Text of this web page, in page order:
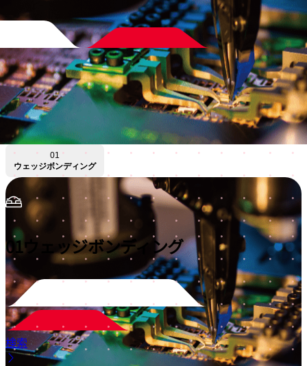
01
ウェッジボンディング
01ウェッジボンディング
検索